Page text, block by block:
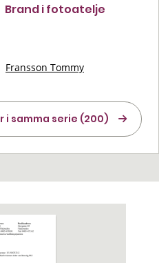
Brand i fotoatelje
Fransson Tommy
i samma serie (200)